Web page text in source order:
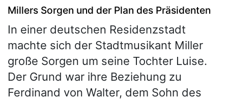
Millers Sorgen und der Plan des Präsidenten
In einer deutschen Residenzstadt
machte sich der Stadtmusikant Miller
große Sorgen um seine Tochter Luise.
Der Grund war ihre Beziehung zu
Ferdinand von Walter, dem Sohn des